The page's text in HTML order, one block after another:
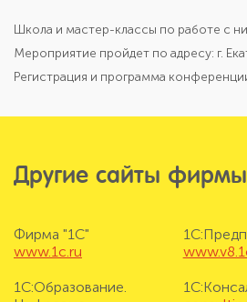
Школа и мастер-классы по работе с
Мероприятие пройдет по адресу: г.
Регистрация и программа
Другие сайты фирмы
Фирма "1С"
www.1c.ru
1С:Образование.